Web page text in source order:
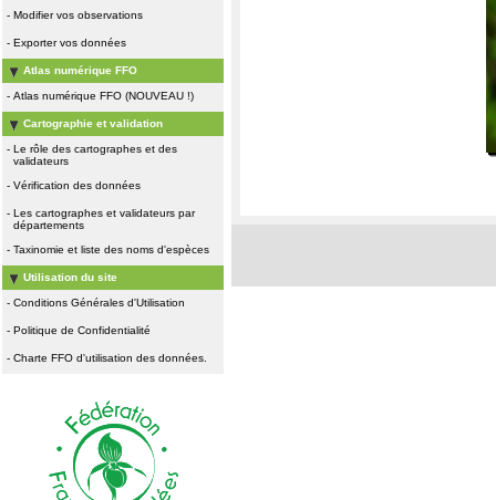
- Modifier vos observations
- Exporter vos données
Atlas numérique FFO
- Atlas numérique FFO (NOUVEAU !)
Cartographie et validation
- Le rôle des cartographes et des
validateurs
- Vérification des données
- Les cartographes et validateurs par
départements
- Taxinomie et liste des noms d'espèces
Utilisation du site
- Conditions Générales d'Utilisation
- Politique de Confidentialité
- Charte FFO d'utilisation des données.